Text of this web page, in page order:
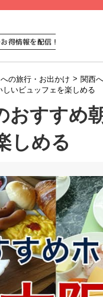
の旅行・お出かけ > 関西
しいビュッフェを楽しめる
おすすめ
しめる